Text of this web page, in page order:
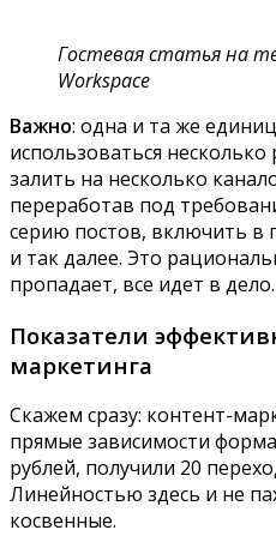
Гостевая статья на
Workspace
Важно: одна и та же
использоваться
залить на несколько
переработав под
серию постов, включить в
и так далее. Это
пропадает, все идет в дело.
Показатели
маркетинга
Скажем сразу: контент-
прямые зависимости
рублей, получили 20
Линейностью здесь и не
косвенные.